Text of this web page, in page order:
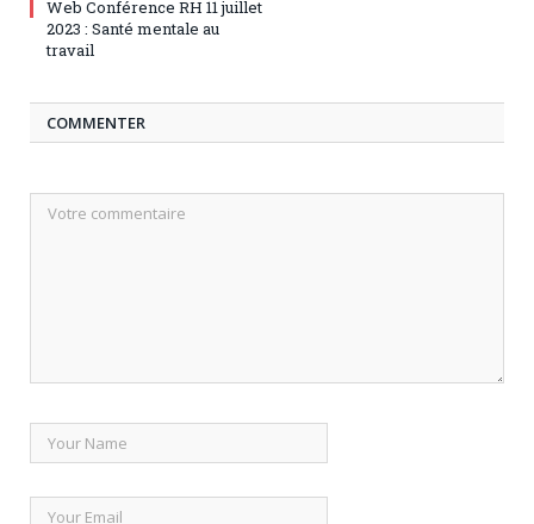
Web Conférence RH 11 juillet
2023 : Santé mentale au
travail
COMMENTER